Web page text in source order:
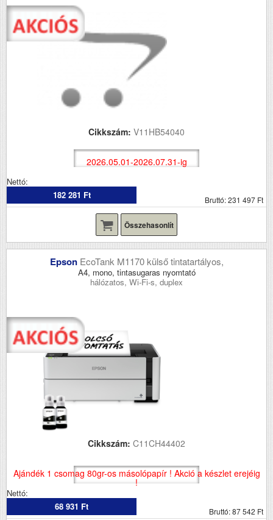
Cikkszám: V11HB54040
2026.05.01-2026.07.31-ig
Nettó:
182 281 Ft
Bruttó: 231 497 Ft
Összehasonlít
Epson EcoTank M1170 külső tintatartályos,
A4, mono, tintasugaras nyomtató
hálózatos, Wi-Fi-s, duplex
Cikkszám: C11CH44402
Ajándék 1 csomag 80gr-os másolópapír ! Akció a készlet erejéig
!
Nettó:
68 931 Ft
Bruttó: 87 542 Ft